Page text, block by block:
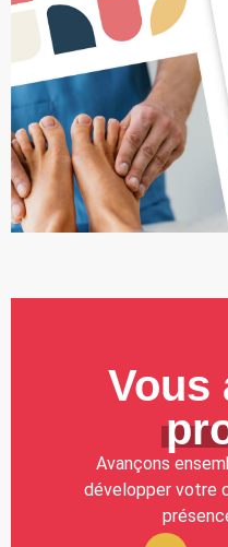
Vous
Avançons
développer votre